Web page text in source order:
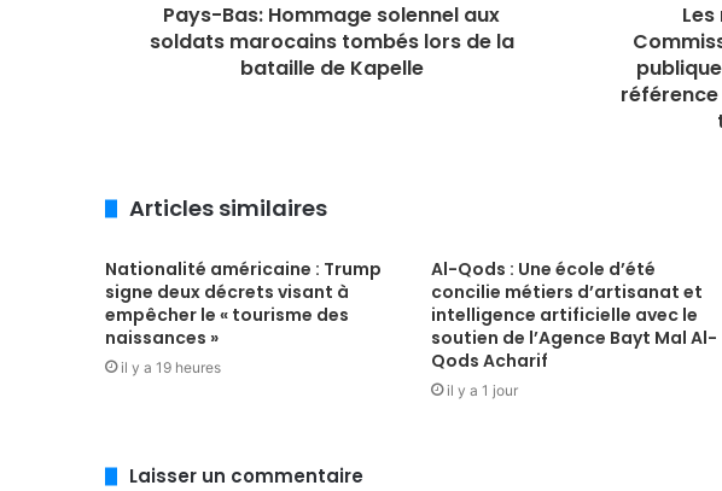
Pays-Bas: Hommage solennel aux
soldats marocains tombés lors de la
bataille de Kapelle
Articles similaires
Nationalité américaine : Trump
signe deux décrets visant à
empêcher le « tourisme des
naissances »
il y a 19 heures
Al-Qods : Une école d’été
concilie métiers d’artisanat et
intelligence artificielle avec le
soutien de l’Agence Bayt Mal Al-
Qods Acharif
il y a 1 jour
Laisser un commentaire